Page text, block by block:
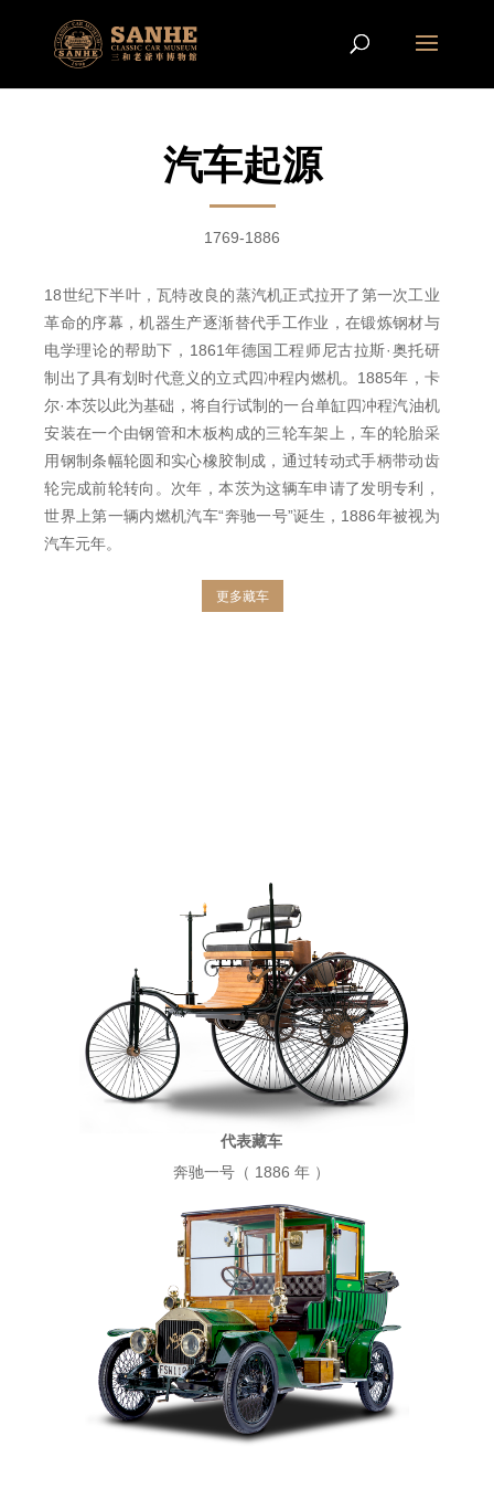
汽车起源
1769-1886
18世纪下半叶，瓦特改良的蒸汽机正式拉开了第一次工业
革命的序幕，机器生产逐渐替代手工作业，在锻炼钢材与
电学理论的帮助下，1861年德国工程师尼古拉斯·奥托研
制出了具有划时代意义的立式四冲程内燃机。1885年，卡
尔·本茨以此为基础，将自行试制的一台单缸四冲程汽油机
安装在一个由钢管和木板构成的三轮车架上，车的轮胎采
用钢制条幅轮圆和实心橡胶制成，通过转动式手柄带动齿
轮完成前轮转向。次年，本茨为这辆车申请了发明专利，
世界上第一辆内燃机汽车“奔驰一号”诞生，1886年被视为
汽车元年。
更多藏车
代表藏车
奔驰一号（ 1886 年 ）